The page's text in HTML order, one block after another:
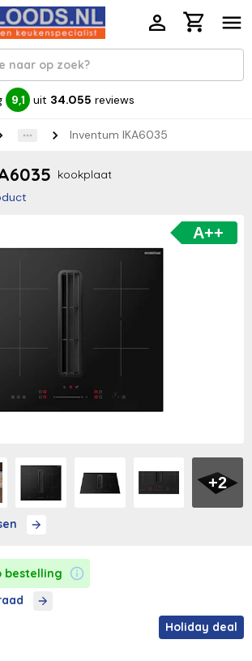
9,1 uit 34.055 reviews
Inventum IKA6035
kookplaat
+2
A++
bestelling
Holiday deal